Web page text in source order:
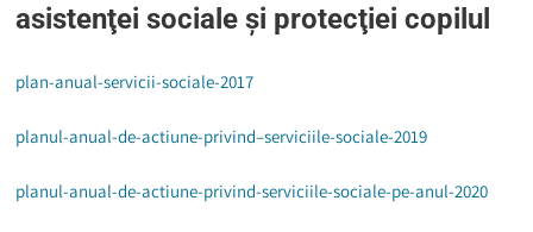
asistenţei sociale şi protecţiei copilul
plan-anual-servicii-sociale-2017
planul-anual-de-actiune-privind–serviciile-sociale-2019
planul-anual-de-actiune-privind-serviciile-sociale-pe-anul-2020